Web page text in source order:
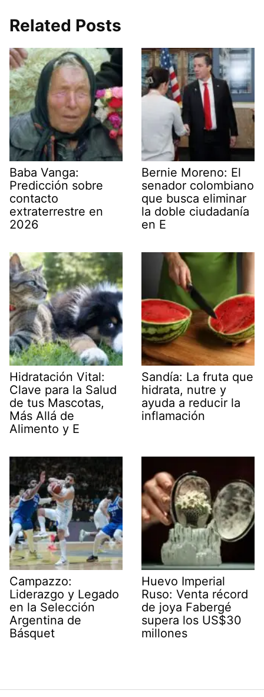
Related Posts
Baba Vanga:
Predicción sobre
contacto
extraterrestre en
2026
Bernie Moreno: El
senador colombiano
que busca eliminar
la doble ciudadanía
en E
Hidratación Vital:
Clave para la Salud
de tus Mascotas,
Más Allá de
Alimento y E
Sandía: La fruta que
hidrata, nutre y
ayuda a reducir la
inflamación
Campazzo:
Liderazgo y Legado
en la Selección
Argentina de
Básquet
Huevo Imperial
Ruso: Venta récord
de joya Fabergé
supera los US$30
millones